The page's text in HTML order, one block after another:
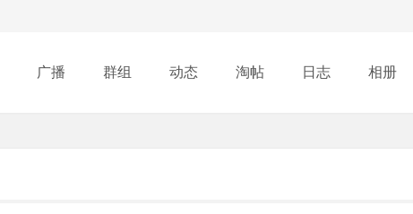
广播 群组 动态 淘帖 日志 相册